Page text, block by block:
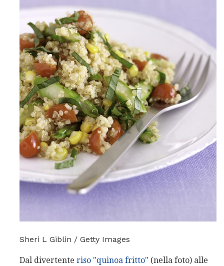
Sheri L Giblin / Getty Images
Dal divertente riso "quinoa fritto" (nella foto) alle